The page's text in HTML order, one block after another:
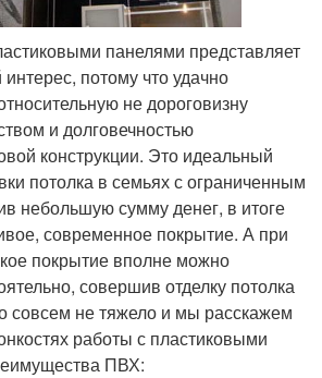
панелями представляет
потому что удачно
не дороговизну
и долговечностью
конструкции. Это идеальный
потолка в семьях с ограниченным
небольшую сумму денег, в итоге
современное покрытие. А при
покрытие вполне можно
совершив отделку потолка
совсем не тяжело и мы расскажем
работы с пластиковыми
ПВХ: